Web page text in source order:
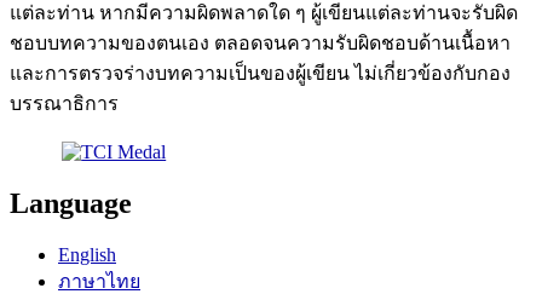
แต่ละท่าน หากมีความผิดพลาดใด ๆ ผู้เขียนแต่ละท่านจะรับผิด
ชอบบทความของตนเอง ตลอดจนความรับผิดชอบด้านเนื้อหา
และการตรวจร่างบทความเป็นของผู้เขียน ไม่เกี่ยวข้องกับกอง
บรรณาธิการ
Language
English
ภาษาไทย